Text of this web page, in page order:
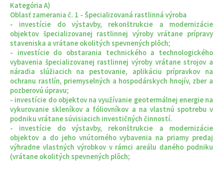
Kategória A)
Oblasť zamerania č. 1 - Špecializovaná rastlinná výroba
- investície do výstavby, rekonštrukcie a modernizácie
objektov špecializovanej rastlinnej výroby vrátane prípravy
staveniska a vrátane okolitých spevnených plôch;
- investície do obstarania technického a technologického
vybavenia špecializovanej rastlinnej výroby vrátane strojov a
náradia slúžiacich na pestovanie, aplikáciu prípravkov na
ochranu rastlín, priemyselných a hospodárskych hnojív, zber a
pozberovú úpravu;
- investície do objektov na využívanie geotermálnej energie na
vykurovanie skleníkov a fóliovníkov a na vlastnú spotrebu v
podniku vrátane súvisiacich investičných činností.
- investície do výstavby, rekonštrukcie a modernizácie
objektov a do jeho vnútorného vybavenia na priamy predaj
výhradne vlastných výrobkov v rámci areálu daného podniku
(vrátane okolitých spevnených plôch;